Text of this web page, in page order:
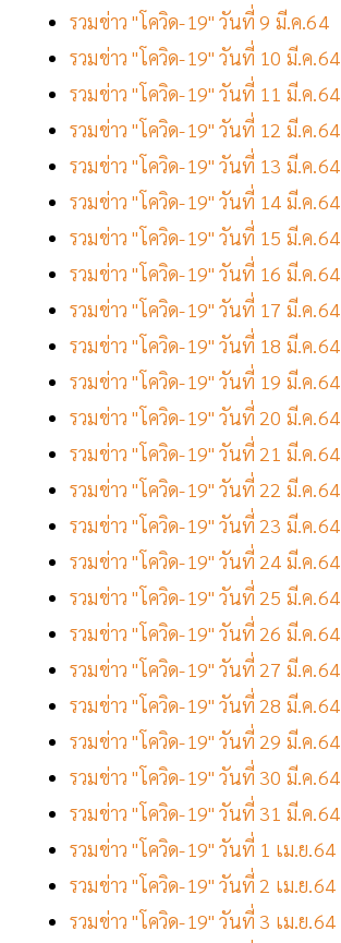
รวมข่าว "โควิด-19" วันที่ 9 มี.ค.64
รวมข่าว "โควิด-19" วันที่ 10 มี.ค.64
รวมข่าว "โควิด-19" วันที่ 11 มี.ค.64
รวมข่าว "โควิด-19" วันที่ 12 มี.ค.64
รวมข่าว "โควิด-19" วันที่ 13 มี.ค.64
รวมข่าว "โควิด-19" วันที่ 14 มี.ค.64
รวมข่าว "โควิด-19" วันที่ 15 มี.ค.64
รวมข่าว "โควิด-19" วันที่ 16 มี.ค.64
รวมข่าว "โควิด-19" วันที่ 17 มี.ค.64
รวมข่าว "โควิด-19" วันที่ 18 มี.ค.64
รวมข่าว "โควิด-19" วันที่ 19 มี.ค.64
รวมข่าว "โควิด-19" วันที่ 20 มี.ค.64
รวมข่าว "โควิด-19" วันที่ 21 มี.ค.64
รวมข่าว "โควิด-19" วันที่ 22 มี.ค.64
รวมข่าว "โควิด-19" วันที่ 23 มี.ค.64
รวมข่าว "โควิด-19" วันที่ 24 มี.ค.64
รวมข่าว "โควิด-19" วันที่ 25 มี.ค.64
รวมข่าว "โควิด-19" วันที่ 26 มี.ค.64
รวมข่าว "โควิด-19" วันที่ 27 มี.ค.64
รวมข่าว "โควิด-19" วันที่ 28 มี.ค.64
รวมข่าว "โควิด-19" วันที่ 29 มี.ค.64
รวมข่าว "โควิด-19" วันที่ 30 มี.ค.64
รวมข่าว "โควิด-19" วันที่ 31 มี.ค.64
รวมข่าว "โควิด-19" วันที่ 1 เม.ย.64
รวมข่าว "โควิด-19" วันที่ 2 เม.ย.64
รวมข่าว "โควิด-19" วันที่ 3 เม.ย.64